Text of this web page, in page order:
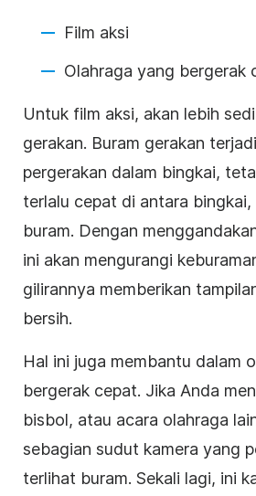
Film aksi
Olahraga yang bergerak
Untuk film aksi, akan lebih
gerakan. Buram gerakan
pergerakan dalam bingkai,
terlalu cepat di antara
buram. Dengan
ini akan mengurangi
gilirannya memberikan
bersih.
Hal ini juga membantu dalam
bergerak cepat. Jika Anda
bisbol, atau acara olahraga
sebagian sudut kamera yang
terlihat buram. Sekali lagi, ini